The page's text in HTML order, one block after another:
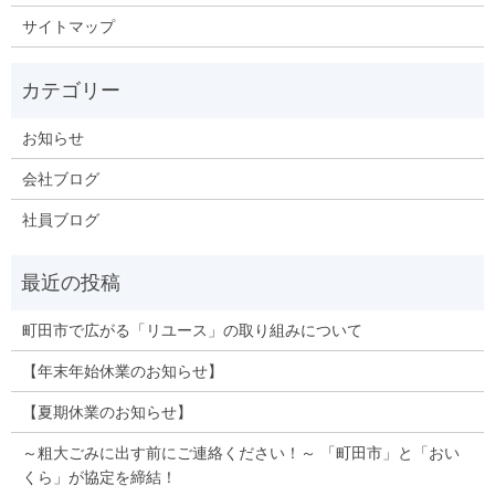
サイトマップ
お知らせ
会社ブログ
社員ブログ
町田市で広がる「リユース」の取り組みについて
【年末年始休業のお知らせ】
【夏期休業のお知らせ】
～粗大ごみに出す前にご連絡ください！～ 「町田市」と「おい
くら」が協定を締結！